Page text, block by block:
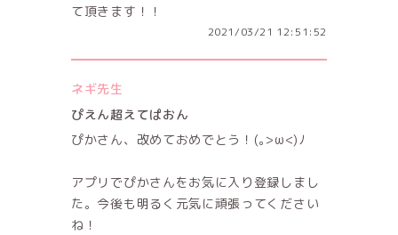
て頂きます！！
2021/03/21 12:51:52
ネギ先生
ぴえん超えてぱおん
ぴかさん、改めておめでとう！(｡>ω<)ﾉ
アプリでぴかさんをお気に入り登録しまし
た。今後も明るく元気に頑張ってください
ね！